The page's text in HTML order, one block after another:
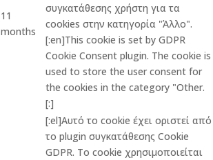
11
months
συγκατάθεσης χρήστη για τα
cookies στην κατηγορία "Άλλο".
[:en]This cookie is set by GDPR
Cookie Consent plugin. The cookie is
used to store the user consent for
the cookies in the category "Other.
[:]
[:el]Αυτό το cookie έχει οριστεί από
το plugin συγκατάθεσης Cookie
GDPR. Το cookie χρησιμοποιείται